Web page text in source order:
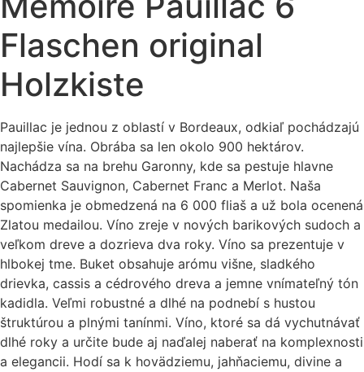
Flaschen original
Holzkiste
Pauillac je jednou z oblastí v Bordeaux, odkiaľ pochádzajú
najlepšie vína. Obrába sa len okolo 900 hektárov.
Nachádza sa na brehu Garonny, kde sa pestuje hlavne
Cabernet Sauvignon, Cabernet Franc a Merlot. Naša
spomienka je obmedzená na 6 000 fliaš a už bola ocenená
Zlatou medailou. Víno zreje v nových barikových sudoch a
veľkom dreve a dozrieva dva roky. Víno sa prezentuje v
hlbokej tme. Buket obsahuje arómu višne, sladkého
drievka, cassis a cédrového dreva a jemne vnímateľný tón
kadidla. Veľmi robustné a dlhé na podnebí s hustou
štruktúrou a plnými tanínmi. Víno, ktoré sa dá vychutnávať
dlhé roky a určite bude aj naďalej naberať na komplexnosti
a elegancii. Hodí sa k hovädziemu, jahňaciemu, divine a